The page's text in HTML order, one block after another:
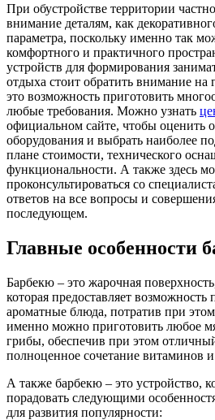
При обустройстве территории
внимание деталям, как
параметра, поскольку именно так
комфортного и практичного
устройств для формирования
отдыха стоит обратить внимание на
это возможность приготовить
любые требования. Можно узнать
официальном сайте, чтобы оценить
оборудования и выбрать наиболее
плане стоимости, технического
функциональности. А также здесь
проконсультироваться со
ответов на все вопросы и
последующем.
Главные особенности
Барбекю – это жарочная
которая предоставляет
ароматные блюда, потратив при
именно можно приготовить любое
грибы, обеспечив при этом
полноценное сочетание витаминов
А также барбекю – это устройство,
порадовать следующими
для развития популярности: